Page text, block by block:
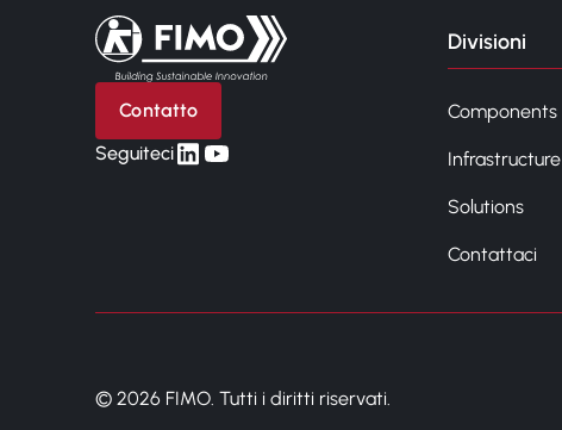
Torna alla pagina iniziale
Contatto
Seguitecilinkedin
yt
Divisioni
Components
Infrastructure
Solutions
Contattaci
© 2026 FIMO. Tutti i diritti riservati.